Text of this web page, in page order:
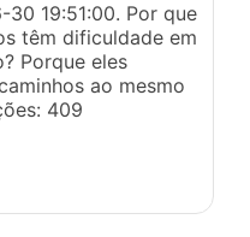
19:51:00. Por que
têm dificuldade em
Porque eles
ao mesmo
409